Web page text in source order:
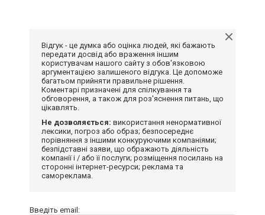
Відгук - це думка або оцінка людей, які бажають
передати досвід або враження іншим
користувачам нашого сайту з обов'язковою
аргументацією залишеного відгука. Це допоможе
багатьом прийняти правильне рішення.
Коментарі призначені для спілкування та
обговорення, а також для роз'яснення питань, що
цікавлять.
Не дозволяється: використання ненормативної
лексики, погроз або образ; безпосереднє
порівняння з іншими конкуруючими компаніями;
безпідставні заяви, що ображають діяльність
компанії і / або її послуги; розміщення посилань на
сторонні інтернет-ресурси; реклама та
самореклама.
Введіть email: